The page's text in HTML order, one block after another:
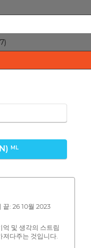
ML
: 26 10월 2023
억 및 생각의 스트림
져다주는 것입니다.